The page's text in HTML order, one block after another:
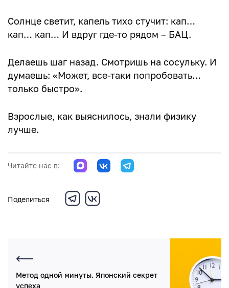
Солнце светит, капель тихо стучит: кап…
кап… кап… И вдруг где-то рядом – БАЦ.
Делаешь шаг назад. Смотришь на сосульку. И
думаешь: «Может, все-таки попробовать…
только быстро».
Взрослые, как выяснилось, знали физику
лучше.
Читайте нас в:
Поделиться
Метод одной минуты. Японский секрет
успеха